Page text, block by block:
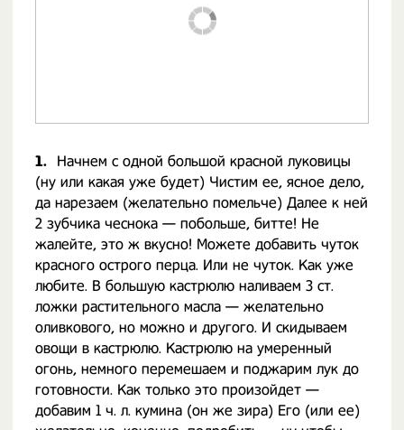
1.
Начнем с одной большой красной луковицы
(ну или какая уже будет) Чистим ее, ясное дело,
да нарезаем (желательно помельче) Далее к ней
2 зубчика чеснока — побольше, битте! Не
жалейте, это ж вкусно! Можете добавить чуток
красного острого перца. Или не чуток. Как уже
любите. В большую кастрюлю наливаем 3 ст.
ложки растительного масла — желательно
оливкового, но можно и другого. И скидываем
овощи в кастрюлю. Кастрюлю на умеренный
огонь, немного перемешаем и поджарим лук до
готовности. Как только это произойдет —
добавим 1 ч. л. кумина (он же зира) Его (или ее)